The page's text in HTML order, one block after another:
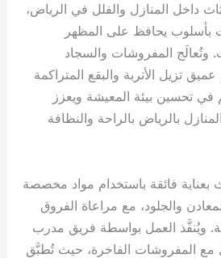
داخل المنازل والفلل في الرياض،
بأسلوب يحافظ على المظهر
وتُعالَج المفروشات والسجاد
تزيل الأتربة والبقع المتراكمة
في تحسين بيئة المعيشة ويعزز
بالرياض بالراحة والنظافة
بعناية فائقة باستخدام مواد مخصصة
والجلود، مع مراعاة الفروق
ويُنفَّذ العمل بواسطة فريق مدرب
مع المفروشات الفاخرة، حيث تُطبَّق